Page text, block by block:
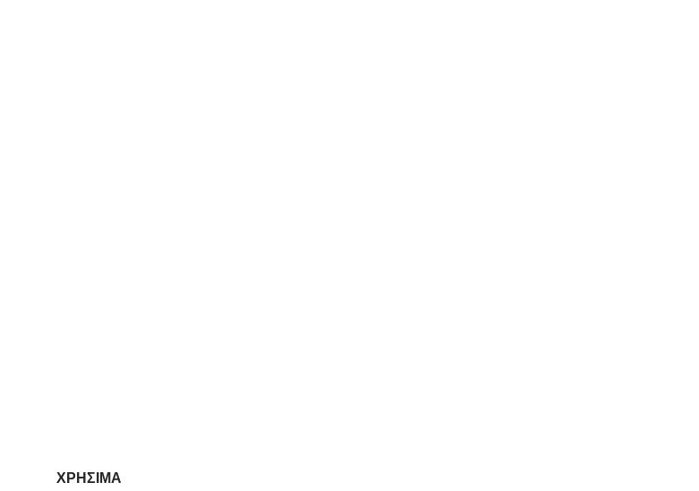
ΧΡΗΣΙΜΑ